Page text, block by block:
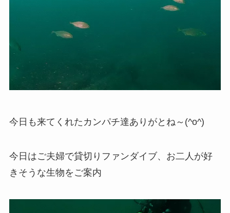
今日も来てくれたカンパチ達ありがとね～(^o^)
今日はご夫婦で貸切りファンダイブ、お二人が好
きそうな生物をご案内